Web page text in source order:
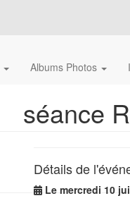
Albums Photos
séance
Détails de
Le mercredi 10